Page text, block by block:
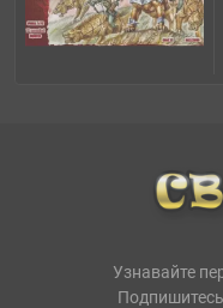
Узнавайте